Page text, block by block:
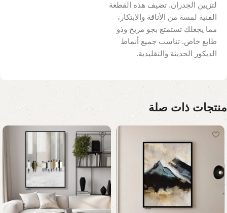
لتزيين الجدران. تضيف هذه القطعة
الفنية لمسة من الأناقة والابتكار،
مما يجعلك تستمتع بجو مريح وذو
طابع خاص. تناسب جميع أنماط
الديكور الحديثة والتقليدية.
منتجات ذات صلة